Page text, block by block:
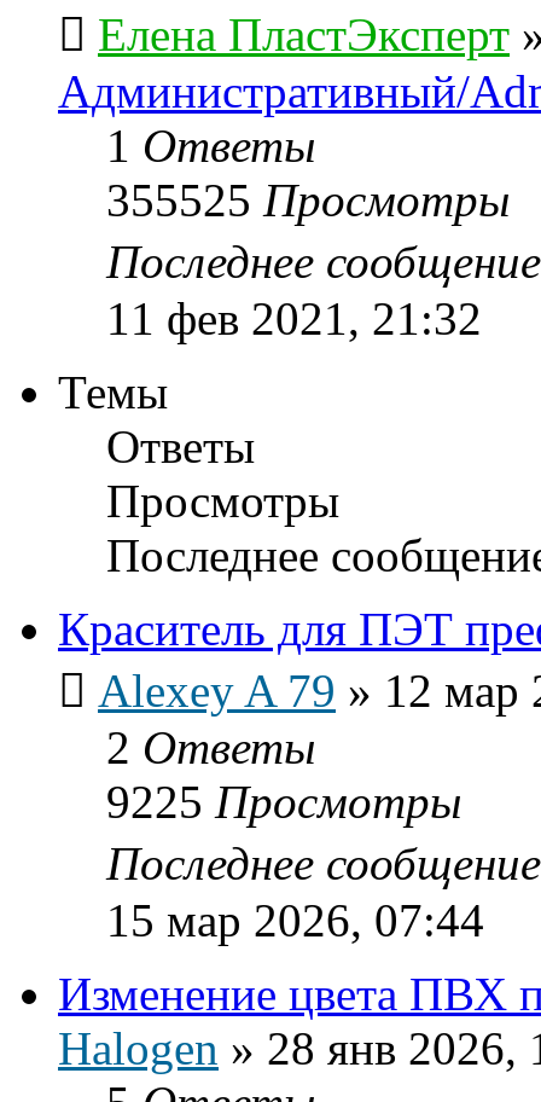
Елена ПластЭксперт
Административный/
1 Ответы
355525 Просмотры
Последнее
11 фев 2021, 21:32
Темы
Ответы
Просмотры
Последнее
Краситель для ПЭТ
Alexey A 79 » 12 мар
2 Ответы
9225 Просмотры
Последнее
15 мар 2026, 07:44
Изменение цвета ПВХ
Halogen » 28 янв 2026,